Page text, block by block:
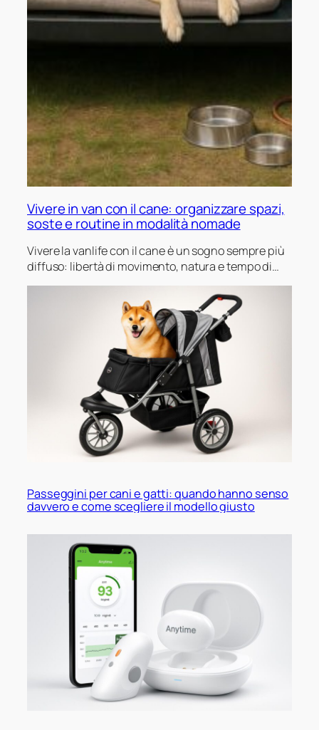
Vivere in van con il cane: organizzare spazi,
soste e routine in modalità nomade
Vivere la vanlife con il cane è un sogno sempre più
diffuso: libertà di movimento, natura e tempo di
qualità con il proprio compagno a quattro zampe.
Ma trasformare il van in una vera casa su ruote pet-
friendly richiede pianificazione, attenzione alla
sicurezza in viaggio, gestione di caldo e freddo…
Passeggini per cani e gatti: quando hanno senso
davvero e come scegliere il modello giusto